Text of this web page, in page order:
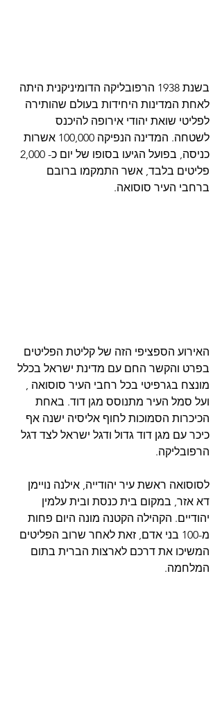
בשנת 1938 הרפובליקה הדומיניקנית היתה
לאחת המדינות היחידות בעולם שהותירה
לפליטי שואת יהודי אירופה להיכנס
לשטחה. המדינה הנפיקה 100,000 אשרות
פליטים בלבד, אשר התמקמו ברובם
ברחבי העיר סוסואה.
האירוע הספציפי הזה של קליטת הפליטים
בפרט והקשר החם עם מדינת ישראל בכלל
מונצח בגרפיטי בכל רחבי העיר סוסואה ,
ועל סמל העיר מתנוסס מגן דוד. באחת
הכיכרות הסמוכות לחוף אליסיה ישנה אף
כיכר עם מגן דוד גדול ודגל ישראל לצד דגל
הרפובליקה.
לסוסואה ראשת עיר יהודייה, אילנה נויימן
דא אזר, במקום בית כנסת ובית עלמין
יהודיים. הקהילה הקטנה מונה היום פחות
מ-100 בני אדם, זאת לאחר שרוב הפליטים
המשיכו את דרכם לארצות הברית בתום
המלחמה.